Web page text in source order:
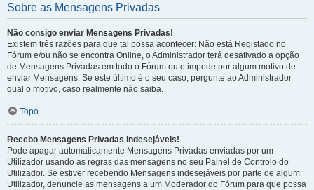
Sobre as Mensagens Privadas
Não consigo enviar Mensagens Privadas!
Existem três razões para que tal possa acontecer: Não está Registado no
Fórum e/ou não se encontra Online, o Administrador terá desativado a opção
de Mensagens Privadas em todo o Fórum ou o impede por algum motivo de
enviar Mensagens. Se este último é o seu caso, pergunte ao Administrador
qual o motivo, caso realmente não saiba.
Topo
Recebo Mensagens Privadas indesejáveis!
Pode apagar automaticamente Mensagens Privadas enviadas por um
Utilizador usando as regras das mensagens no seu Painel de Controlo do
Utilizador. Se estiver recebendo Mensagens indesejáveis por parte de algum
Utilizador, denuncie as mensagens a um Moderador do Fórum para que possa